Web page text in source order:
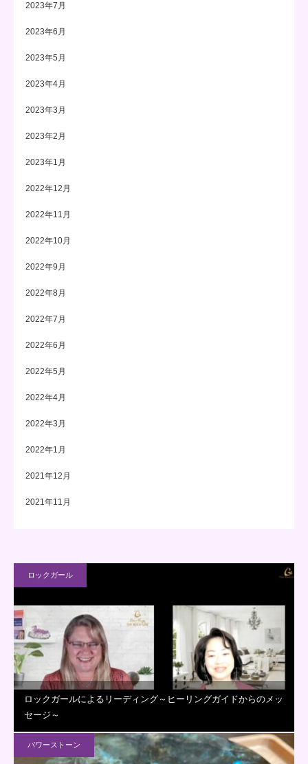
2023年7月
2023年6月
2023年5月
2023年4月
2023年3月
2023年2月
2023年1月
2022年12月
2022年11月
2022年10月
2022年9月
2022年8月
2022年7月
2022年6月
2022年5月
2022年4月
2022年3月
2022年1月
2021年12月
2021年11月
ロックガール
ロックガールによるリーディング～ヒーリングガイドからのメッ
セージ～
パワーストーン